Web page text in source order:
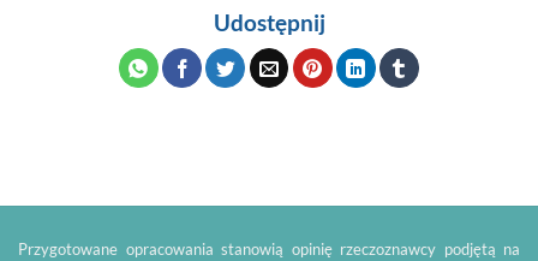
Udostępnij
Przygotowane opracowania stanowią opinię rzeczoznawcy podjętą na